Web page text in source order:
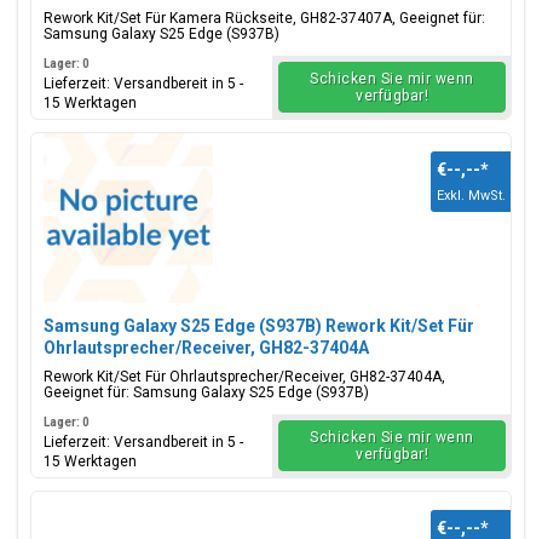
Rework Kit/Set Für Kamera Rückseite, GH82-37407A, Geeignet für:
Samsung Galaxy S25 Edge (S937B)
Lager: 0
Lieferzeit: Versandbereit in 5 -
15 Werktagen
Schicken Sie mir wenn
verfügbar!
Samsung Galaxy S25 Edge (S937B) Rework Kit/Set Für
Ohrlautsprecher/Receiver, GH82-37404A
Rework Kit/Set Für Ohrlautsprecher/Receiver, GH82-37404A,
Geeignet für: Samsung Galaxy S25 Edge (S937B)
€--,--*
Exkl. MwSt.
Lager: 0
Lieferzeit: Versandbereit in 5 -
15 Werktagen
Schicken Sie mir wenn
verfügbar!
€--,--*